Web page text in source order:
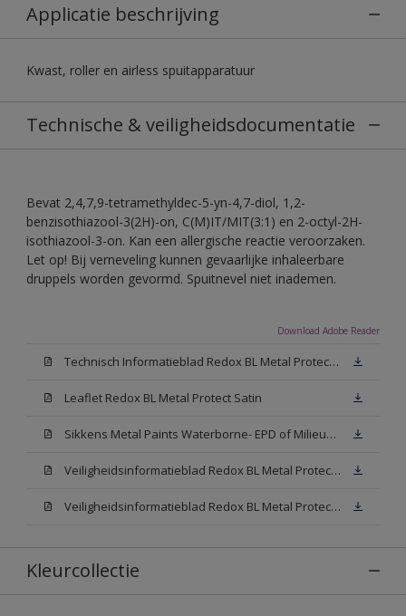
Applicatie beschrijving
Kwast, roller en airless spuitapparatuur
Technische & veiligheidsdocumentatie
Bevat 2,4,7,9-tetramethyldec-5-yn-4,7-diol, 1,2-
benzisothiazool-3(2H)-on, C(M)IT/MIT(3:1) en 2-octyl-2H-
isothiazool-3-on. Kan een allergische reactie veroorzaken.
Let op! Bij verneveling kunnen gevaarlijke inhaleerbare
druppels worden gevormd. Spuitnevel niet inademen.
Download Adobe Reader
Technisch Informatieblad Redox BL Metal Protect (PDF)
Leaflet Redox BL Metal Protect Satin
Sikkens Metal Paints Waterborne- EPD of Milieuproductverklaring
Veiligheidsinformatieblad Redox BL Metal Protect Satin N00 (MSDS)
Veiligheidsinformatieblad Redox BL Metal Protect Satin White W05 (MSDS)
Kleurcollectie